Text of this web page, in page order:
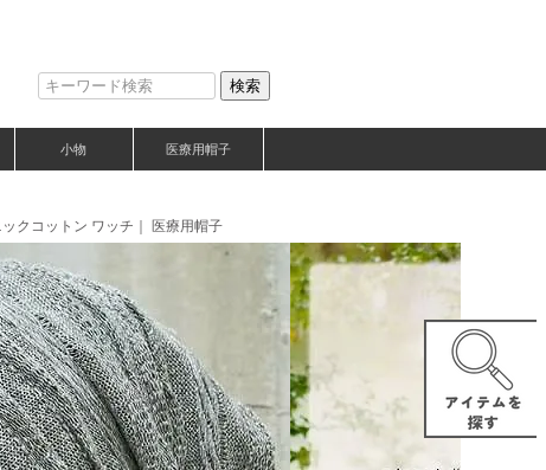
検索
小物 医療用帽子
クコットン ワッチ｜ 医療用帽子